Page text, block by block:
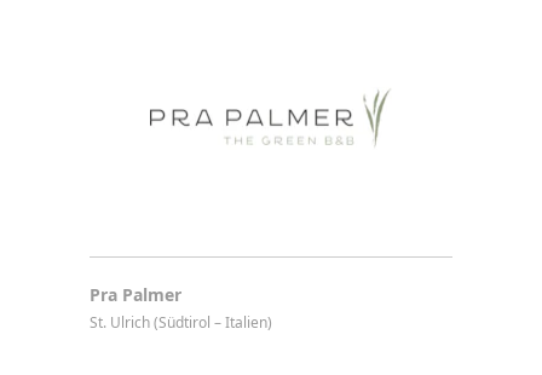
Pra Palmer
St. Ulrich (Südtirol – Italien)